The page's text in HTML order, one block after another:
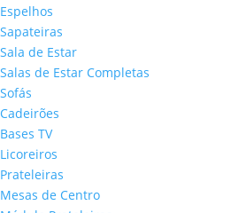
Espelhos
Sapateiras
Sala de Estar
Salas de Estar Completas
Sofás
Cadeirões
Bases TV
Licoreiros
Prateleiras
Mesas de Centro